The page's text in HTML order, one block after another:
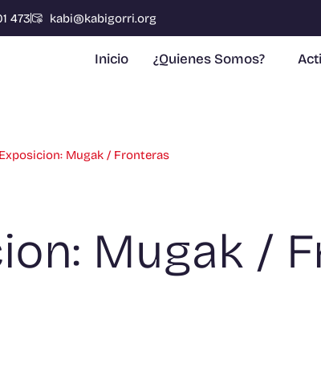
473 kabi@kabigorri.org
Inicio ¿Quienes Somos?
Exposicion: Mugak / Fronteras
Mugak /